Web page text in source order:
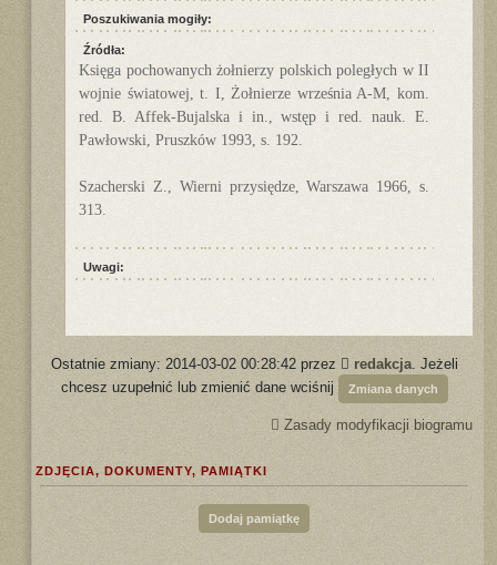
Poszukiwania mogiły:
Źródła:
Księga pochowanych żołnierzy polskich poległych w II
wojnie światowej, t. I, Żołnierze września A-M, kom.
red. B. Affek-Bujalska i in., wstęp i red. nauk. E.
Pawłowski, Pruszków 1993, s. 192.
Szacherski Z., Wierni przysiędze, Warszawa 1966, s.
313.
Uwagi:
Ostatnie zmiany: 2014-03-02 00:28:42 przez redakcja. Jeżeli
chcesz uzupełnić lub zmienić dane wciśnij
Zmiana danych
Zasady modyfikacji biogramu
ZDJĘCIA, DOKUMENTY, PAMIĄTKI
Dodaj pamiątkę